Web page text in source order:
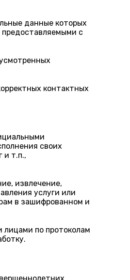
данные которых
предоставляемыми с
контактных
своих
и т.п.,
извлечение,
услуги или
в зашифрованном и
лицами по протоколам